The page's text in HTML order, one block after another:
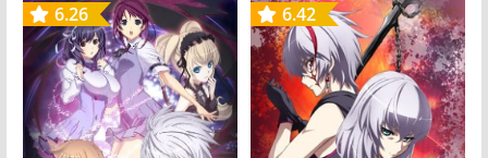
6.26 6.42